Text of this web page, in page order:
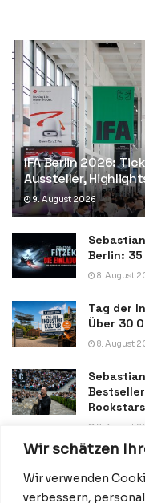
Wir schätzen
Wir verwenden
verbessern,
IFA Berlin 2026:
Aussteller,
9. August 2026
Berlin:
8. August
Tag der
Über 30
8. August
Rockstars
8. August